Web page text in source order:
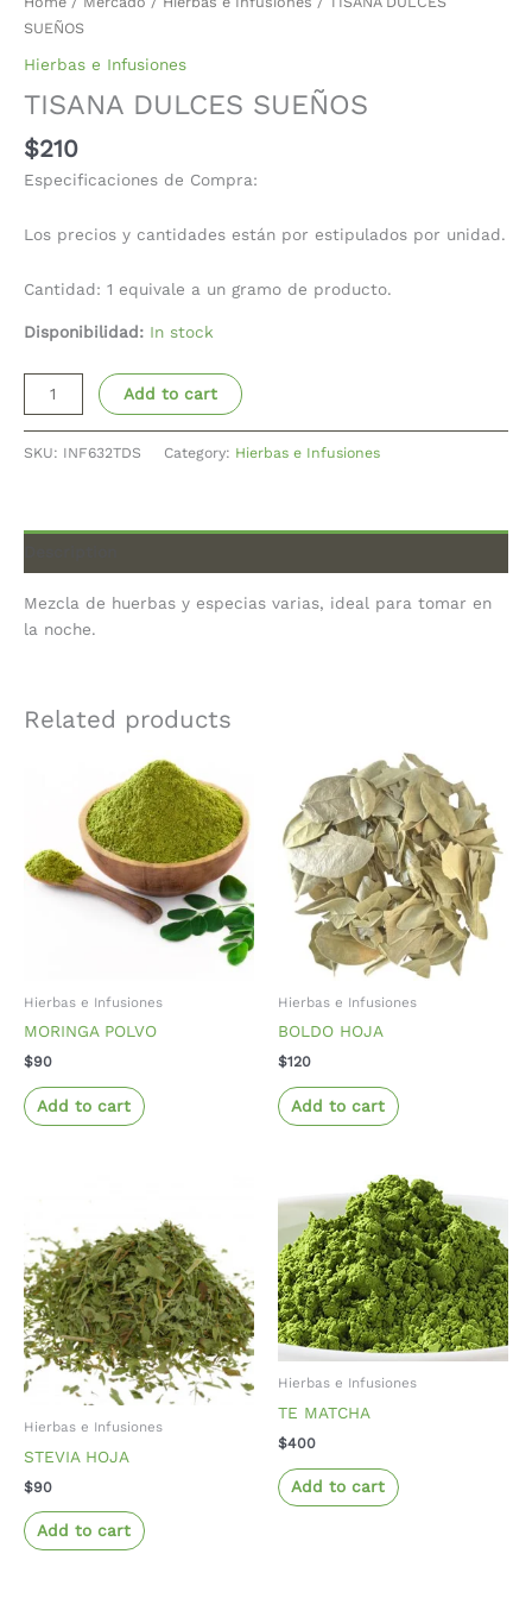
SUEÑOS
Hierbas e Infusiones
TISANA DULCES SUEÑOS
$210
Especificaciones de Compra:
Los precios y cantidades están por estipulados por unidad.
Cantidad: 1 equivale a un gramo de producto.
Disponibilidad: In stock
Add to cart
SKU: INF632TDS Category: Hierbas e Infusiones
Mezcla de huerbas y especias varias, ideal para tomar en
la noche.
Related products
Hierbas e Infusiones
MORINGA POLVO
$90
Add to cart
Hierbas e Infusiones
BOLDO HOJA
$120
Add to cart
Hierbas e Infusiones
STEVIA HOJA
$90
Add to cart
Hierbas e Infusiones
TE MATCHA
$400
Add to cart